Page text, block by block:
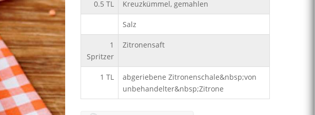
0.5 TL Kreuzkümmel, gemahlen
Salz
1
Spritzer
Zitronensaft
1 TL
abgeriebene Zitronenschale&nbsp;von
unbehandelter&nbsp;Zitrone